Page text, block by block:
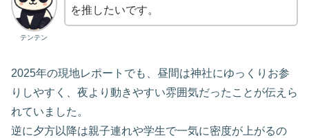
テンテン
を推したいです。
2025年の現地レポートでも、昼間は神社にゆっくりお参
りしやすく、夜より動きやすい雰囲気だったことが伝えら
れていました。
逆に夕方以降は親子連れや学生で一気に密度が上がるの